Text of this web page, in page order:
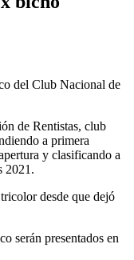
del Club Nacional de
de Rentistas, club
a primera
y clasificando a
2021.
desde que dejó
serán presentados en